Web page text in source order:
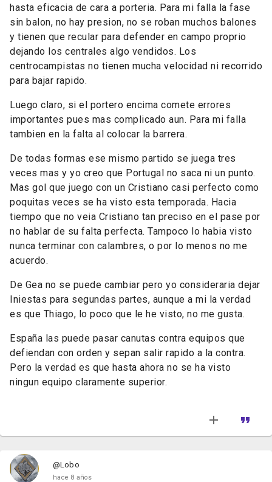
hasta eficacia de cara a porteria. Para mi falla la fase
sin balon, no hay presion, no se roban muchos balones
y tienen que recular para defender en campo proprio
dejando los centrales algo vendidos. Los
centrocampistas no tienen mucha velocidad ni recorrido
para bajar rapido.
Luego claro, si el portero encima comete errores
importantes pues mas complicado aun. Para mi falla
tambien en la falta al colocar la barrera.
De todas formas ese mismo partido se juega tres
veces mas y yo creo que Portugal no saca ni un punto.
Mas gol que juego con un Cristiano casi perfecto como
poquitas veces se ha visto esta temporada. Hacia
tiempo que no veia Cristiano tan preciso en el pase por
no hablar de su falta perfecta. Tampoco lo habia visto
nunca terminar con calambres, o por lo menos no me
acuerdo.
De Gea no se puede cambiar pero yo consideraria dejar
Iniestas para segundas partes, aunque a mi la verdad
es que Thiago, lo poco que le he visto, no me gusta.
España las puede pasar canutas contra equipos que
defiendan con orden y sepan salir rapido a la contra.
Pero la verdad es que hasta ahora no se ha visto
ningun equipo claramente superior.
@Lobo
hace 8 años